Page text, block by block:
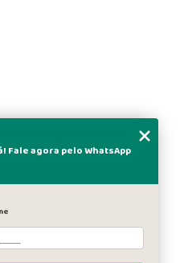
Fale agora pelo WhatsApp